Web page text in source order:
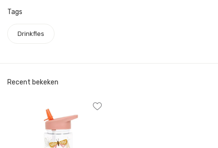
Tags
Drinkfles
Recent bekeken